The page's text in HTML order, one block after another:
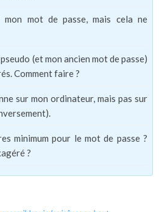
mon mot de passe, mais cela ne
(et mon ancien mot de passe)
Comment faire ?
sur mon ordinateur, mais pas sur
minimum pour le mot de passe ?
?